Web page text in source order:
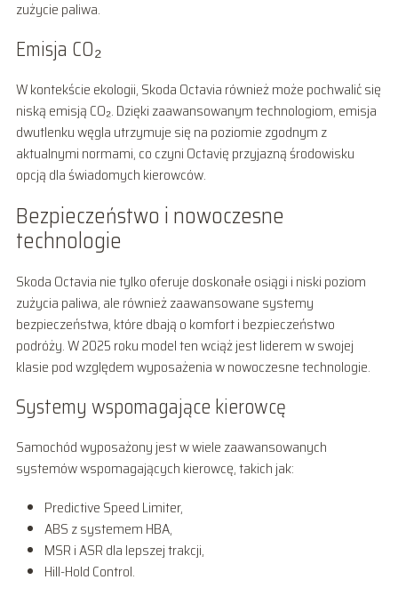
zużycie paliwa.
Emisja CO₂
W kontekście ekologii, Skoda Octavia również może pochwalić się
niską emisją CO₂. Dzięki zaawansowanym technologiom, emisja
dwutlenku węgla utrzymuje się na poziomie zgodnym z
aktualnymi normami, co czyni Octavię przyjazną środowisku
opcją dla świadomych kierowców.
Bezpieczeństwo i nowoczesne
technologie
Skoda Octavia nie tylko oferuje doskonałe osiągi i niski poziom
zużycia paliwa, ale również zaawansowane systemy
bezpieczeństwa, które dbają o komfort i bezpieczeństwo
podróży. W 2025 roku model ten wciąż jest liderem w swojej
klasie pod względem wyposażenia w nowoczesne technologie.
Systemy wspomagające kierowcę
Samochód wyposażony jest w wiele zaawansowanych
systemów wspomagających kierowcę, takich jak:
Predictive Speed Limiter,
ABS z systemem HBA,
MSR i ASR dla lepszej trakcji,
Hill-Hold Control.